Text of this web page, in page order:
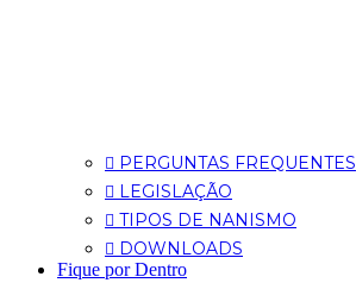
PERGUNTAS FREQUENTES
LEGISLAÇÃO
TIPOS DE NANISMO
DOWNLOADS
Fique por Dentro